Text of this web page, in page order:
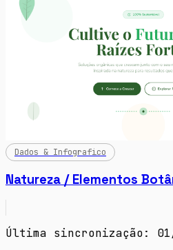
Dados & Infografico
Natureza / Elementos
Última sincronização: